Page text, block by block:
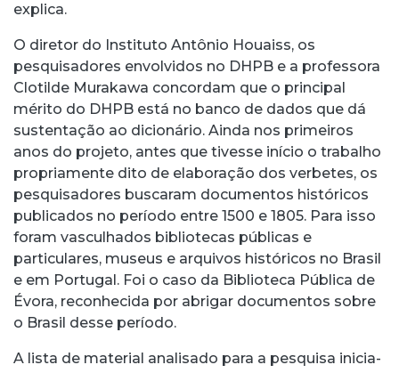
explica.
O diretor do Instituto Antônio Houaiss, os
pesquisadores envolvidos no DHPB e a professora
Clotilde Murakawa concordam que o principal
mérito do DHPB está no banco de dados que dá
sustentação ao dicionário. Ainda nos primeiros
anos do projeto, antes que tivesse início o trabalho
propriamente dito de elaboração dos verbetes, os
pesquisadores buscaram documentos históricos
publicados no período entre 1500 e 1805. Para isso
foram vasculhados bibliotecas públicas e
particulares, museus e arquivos históricos no Brasil
e em Portugal. Foi o caso da Biblioteca Pública de
Évora, reconhecida por abrigar documentos sobre
o Brasil desse período.
A lista de material analisado para a pesquisa inicia-